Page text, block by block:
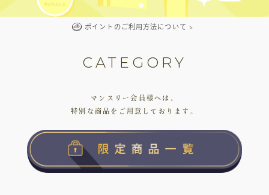
ポイントのご利用方法について >
CATEGORY
マンスリー会員様へは、
特別な商品をご用意しております。